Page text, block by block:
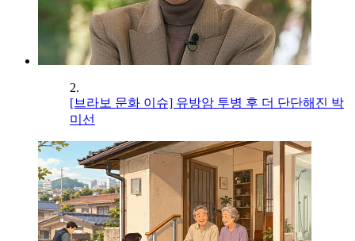
2.
[브라보 문화 이슈] 유방암 투병 후 더 단단해진 박
미선